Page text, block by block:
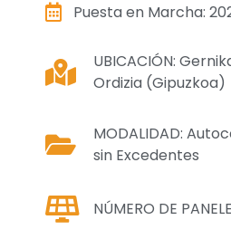
Puesta en Marcha:
UBICACIÓN:
Ordizia (Gipuzkoa)
MODALIDAD:
sin Excedentes
NÚMERO DE